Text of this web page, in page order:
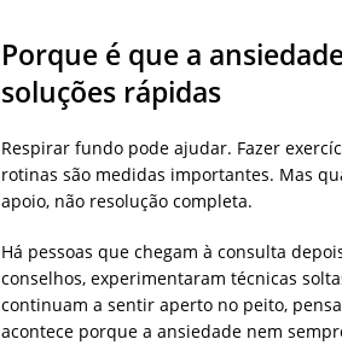
Porque é que a
soluções rápidas
Respirar fundo pode ajudar. Fazer
rotinas são medidas importantes. Mas
apoio, não resolução completa.
Há pessoas que chegam à consulta
conselhos, experimentaram técnicas
continuam a sentir aperto no peito,
acontece porque a ansiedade nem